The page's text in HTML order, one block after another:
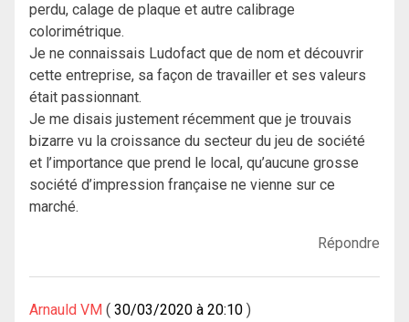
perdu, calage de plaque et autre calibrage
colorimétrique.
Je ne connaissais Ludofact que de nom et découvrir
cette entreprise, sa façon de travailler et ses valeurs
était passionnant.
Je me disais justement récemment que je trouvais
bizarre vu la croissance du secteur du jeu de société
et l’importance que prend le local, qu’aucune grosse
société d’impression française ne vienne sur ce
marché.
Répondre
Arnauld VM 30/03/2020 à 20:10